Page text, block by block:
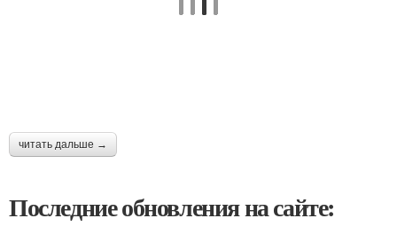
читать дальше →
Последние обновления на сайте: